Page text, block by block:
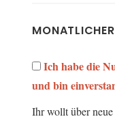
Ich habe die
und bin
Ihr wollt über